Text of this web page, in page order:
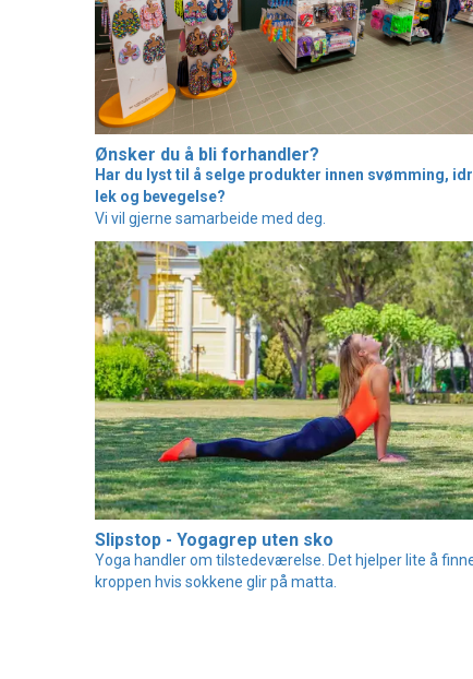
Ønsker du å bli forhandler?
Har du lyst til å selge produkter innen svømming,
lek og bevegelse?
Vi vil gjerne samarbeide med deg.
Slipstop - Yogagrep uten sko
Yoga handler om tilstedeværelse. Det hjelper lite å
kroppen hvis sokkene glir på matta.